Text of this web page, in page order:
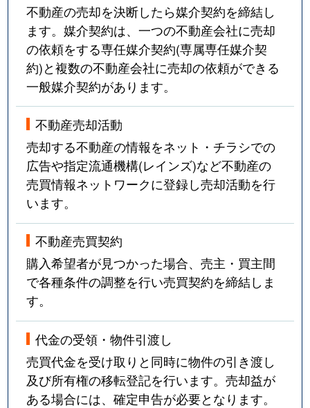
不動産の売却を決断したら媒介契約を締結し
ます。媒介契約は、一つの不動産会社に売却
の依頼をする専任媒介契約(専属専任媒介契
約)と複数の不動産会社に売却の依頼ができる
一般媒介契約があります。
不動産売却活動
売却する不動産の情報をネット・チラシでの
広告や指定流通機構(レインズ)など不動産の
売買情報ネットワークに登録し売却活動を行
います。
不動産売買契約
購入希望者が見つかった場合、売主・買主間
で各種条件の調整を行い売買契約を締結しま
す。
代金の受領・物件引渡し
売買代金を受け取りと同時に物件の引き渡し
及び所有権の移転登記を行います。売却益が
ある場合には、確定申告が必要となります。